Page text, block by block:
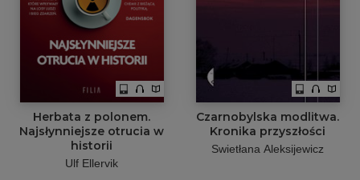
Herbata z polonem.
Najsłynniejsze otrucia w
historii
Ulf Ellervik
Czarnobylska modlitwa.
Kronika przyszłości
Swietłana Aleksijewicz